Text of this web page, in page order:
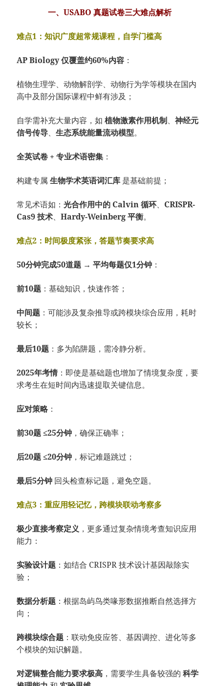
一、USABO 真题试卷三大难点解析
难点1：知识广度超常规课程，自学门槛高
AP Biology 仅覆盖约60%内容 ：
植物生理学、动物解剖学、动物行为学等模块在国内
高中及部分国际课程中鲜有涉及；
自学需补充大量内容，如植物激素作用机制、神经元
信号传导、生态系统能量流动模型。
全英试卷 + 专业术语密集 ：
构建专属生物学术英语词汇库 是基础前提；
常见术语如：光合作用中的 Calvin 循环、 CRISPR-
Cas9 技术、Hardy-Weinberg 平衡。
难点2：时间极度紧张，答题节奏要求高
50分钟完成50道题 →平均每题仅1分钟 ：
前10题 ：基础知识，快速作答；
中间题 ：可能涉及复杂推导或跨模块综合应用，耗时
较长；
最后10题 ：多为陷阱题，需冷静分析。
2025年考情：即使是基础题也增加了情境复杂度，要
求考生在短时间内迅速提取关键信息。
应对策略：
前30题 ≤25分钟 ，确保正确率；
后20题 ≤20分钟 ，标记难题跳过；
最后5分钟 回头检查标记题，避免空题。
难点3：重应用轻记忆，跨模块联动考察多
极少直接考察定义 ，更多通过复杂情境考查知识应用
能力：
实验设计题 ：如结合 CRISPR 技术设计基因敲除实
验；
数据分析题 ：根据岛屿鸟类喙形数据推断自然选择方
向；
跨模块综合题 ：联动免疫应答、基因调控、进化等多
个模块的知识解题。
对逻辑整合能力要求极高 ，需要学生具备较强的科学